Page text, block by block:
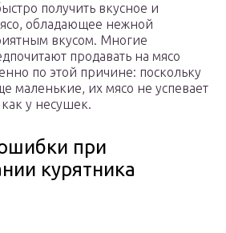
получить вкусное и
обладающее нежной
вкусом. Многие
продавать на мясо
по этой причине: поскольку
маленькие, их мясо не успевает
как у несушек.
при
курятника